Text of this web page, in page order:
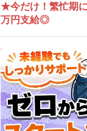
★今だけ！繁忙期
万円支給◎